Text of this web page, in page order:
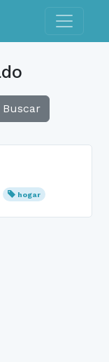
Toggle
Buscar
hogar